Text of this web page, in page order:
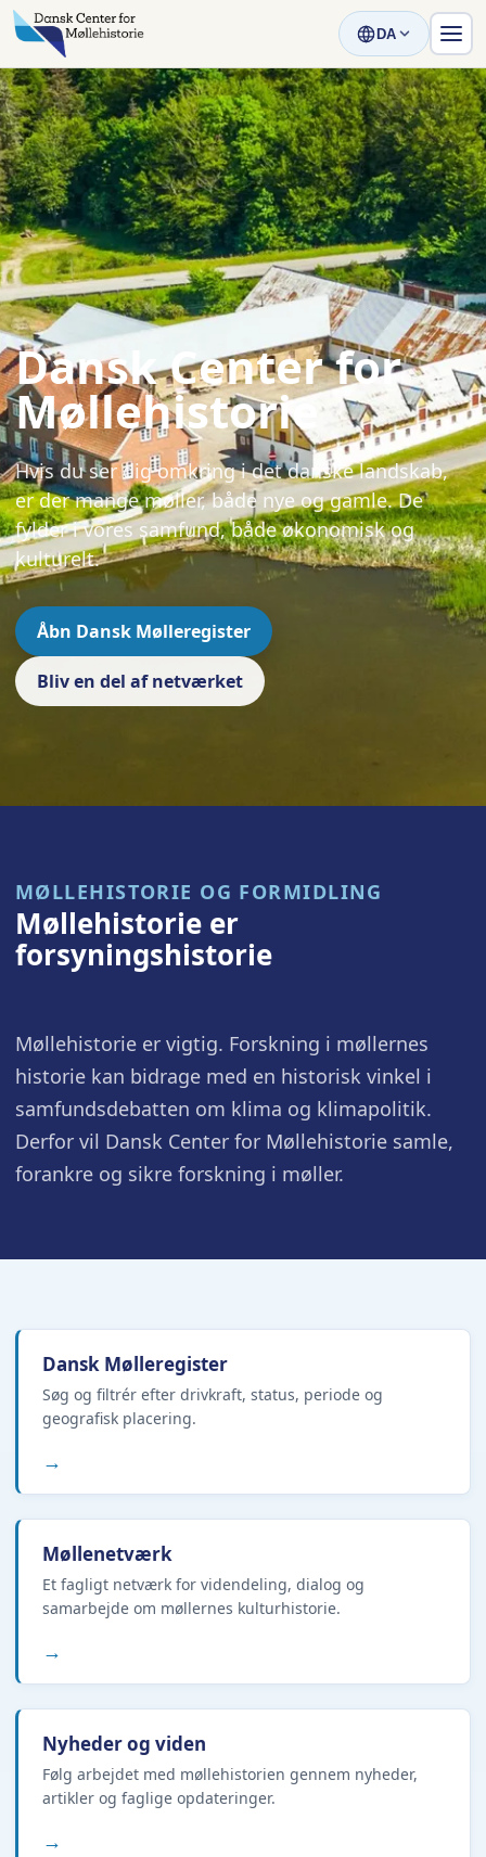
DA
Dansk Center for
Møllehistorie
Hvis du ser dig omkring i det danske landskab,
er der mange møller, både nye og gamle. De
fylder i vores samfund, både økonomisk og
kulturelt.
Åbn Dansk Mølleregister
Bliv en del af netværket
MØLLEHISTORIE OG FORMIDLING
Møllehistorie er
forsyningshistorie
Møllehistorie er vigtig. Forskning i møllernes
historie kan bidrage med en historisk vinkel i
samfundsdebatten om klima og klimapolitik.
Derfor vil Dansk Center for Møllehistorie samle,
forankre og sikre forskning i møller.
Dansk Mølleregister
Søg og filtrér efter drivkraft, status, periode og
geografisk placering.
→
Møllenetværk
Et fagligt netværk for videndeling, dialog og
samarbejde om møllernes kulturhistorie.
→
Nyheder og viden
Følg arbejdet med møllehistorien gennem nyheder,
artikler og faglige opdateringer.
→